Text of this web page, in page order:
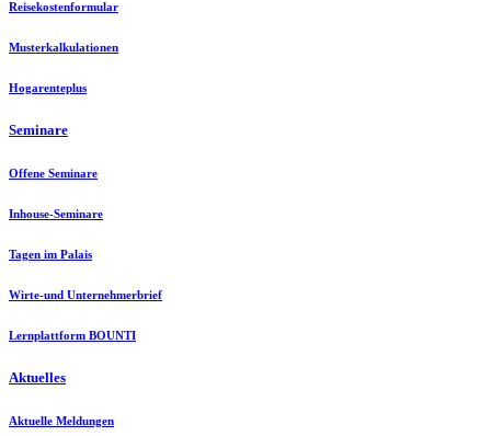
Reisekostenformular
Musterkalkulationen
Hogarenteplus
Seminare
Offene Seminare
Inhouse-Seminare
Tagen im Palais
Wirte-und Unternehmerbrief
Lernplattform BOUNTI
Aktuelles
Aktuelle Meldungen